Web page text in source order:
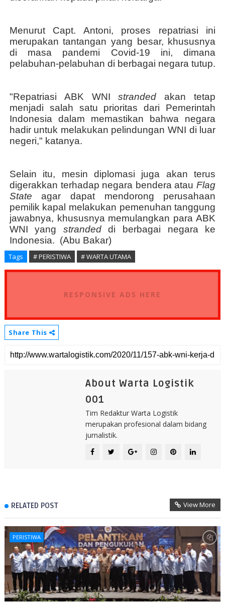
Menurut Capt. Antoni, proses repatriasi ini
merupakan tantangan yang besar, khususnya
di masa pandemi Covid-19 ini, dimana
pelabuhan-pelabuhan di berbagai negara tutup.
"Repatriasi ABK WNIstranded akan tetap
menjadi salah satu prioritas dari Pemerintah
Indonesia dalam memastikan bahwa negara
hadir untuk melakukan pelindungan WNI di luar
negeri," katanya.
Selain itu, mesin diplomasi juga akan terus
digerakkan terhadap negara bendera atauFlag
State agar dapat mendorong perusahaan
pemilik kapal melakukan pemenuhan tanggung
jawabnya, khususnya memulangkan para ABK
WNI yang strandeddi berbagai negara ke
Indonesia. (Abu Bakar)
Tags # PERISTIWA # WARTA UTAMA
RESPONSIVE ADS HERE
Share This
About Warta Logistik
001
Tim Redaktur Warta Logistik
merupakan profesional dalam bidang
jurnalistik.
RELATED POST View More
PERISTIWA